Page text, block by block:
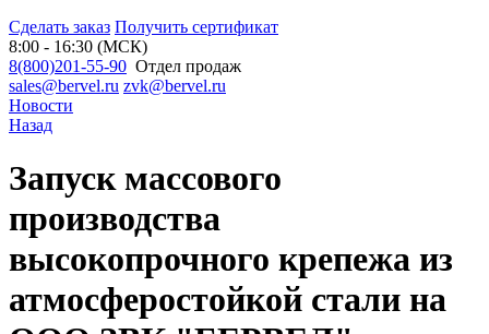
Сделать заказ Получить сертификат
8:00 - 16:30 (МСК)
8(800)201-55-90 Отдел продаж
sales@bervel.ru zvk@bervel.ru
Новости
Назад
Запуск массового
производства
высокопрочного крепежа из
атмосферостойкой стали на